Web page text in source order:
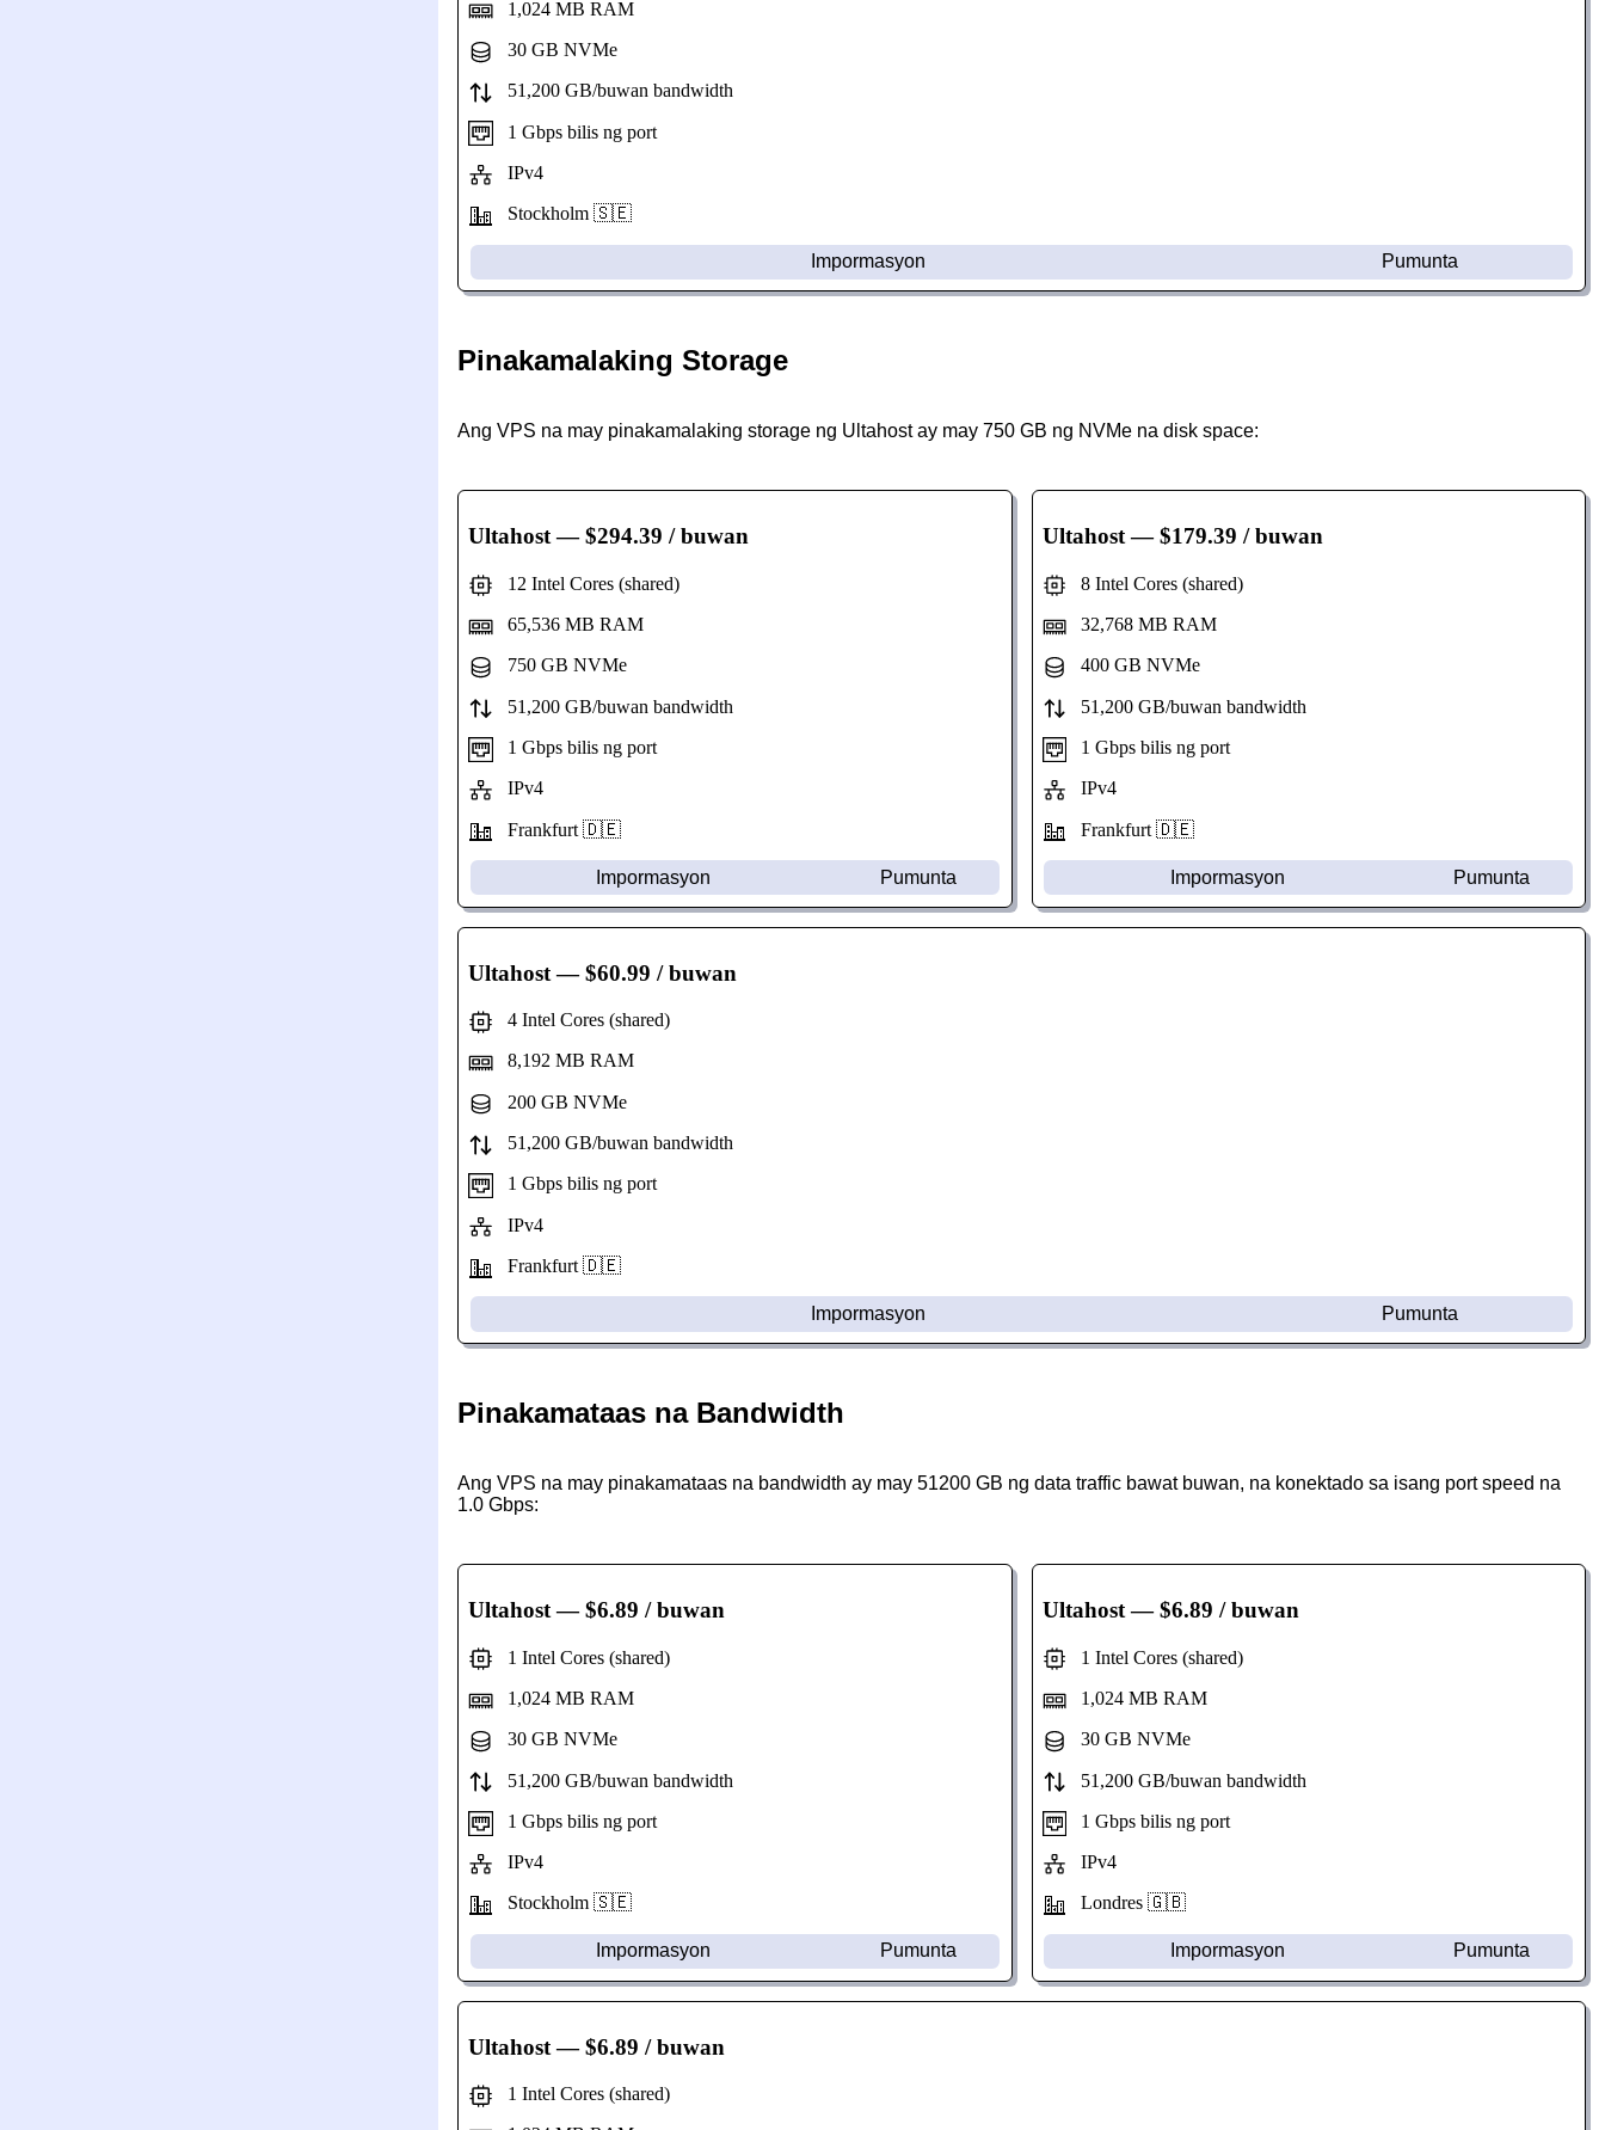
1,024 MB RAM
30 GB NVMe
51,200 GB/buwan bandwidth
1 Gbps bilis ng port
IPv4
Stockholm 🇸🇪
Impormasyon Pumunta
Pinakamalaking Storage
Ang VPS na may pinakamalaking storage ng Ultahost ay may 750 GB ng NVMe na disk space:
Ultahost— $294.39 / buwan
12 Intel Cores (shared)
65,536 MB RAM
750 GB NVMe
51,200 GB/buwan bandwidth
1 Gbps bilis ng port
IPv4
Frankfurt 🇩🇪
Impormasyon Pumunta
Ultahost— $179.39 / buwan
8 Intel Cores (shared)
32,768 MB RAM
400 GB NVMe
51,200 GB/buwan bandwidth
1 Gbps bilis ng port
IPv4
Frankfurt 🇩🇪
Impormasyon Pumunta
Ultahost— $60.99 / buwan
4 Intel Cores (shared)
8,192 MB RAM
200 GB NVMe
51,200 GB/buwan bandwidth
1 Gbps bilis ng port
IPv4
Frankfurt 🇩🇪
Impormasyon Pumunta
Pinakamataas na Bandwidth
Ang VPS na may pinakamataas na bandwidth ay may 51200 GB ng data traffic bawat buwan, na konektado sa isang port speed na
1.0 Gbps:
Ultahost— $6.89 / buwan
1 Intel Cores (shared)
1,024 MB RAM
30 GB NVMe
51,200 GB/buwan bandwidth
1 Gbps bilis ng port
IPv4
Stockholm 🇸🇪
Impormasyon Pumunta
Ultahost— $6.89 / buwan
1 Intel Cores (shared)
1,024 MB RAM
30 GB NVMe
51,200 GB/buwan bandwidth
1 Gbps bilis ng port
IPv4
Londres 🇬🇧
Impormasyon Pumunta
Ultahost— $6.89 / buwan
1 Intel Cores (shared)